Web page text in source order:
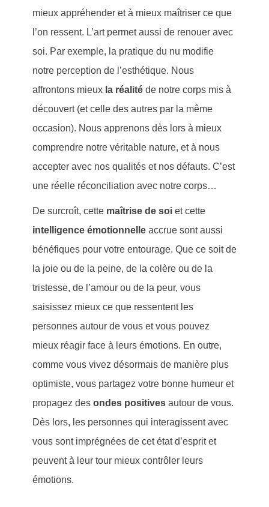
mieux appréhender et à mieux maîtriser ce que
l’on ressent. L’art permet aussi de renouer avec
soi. Par exemple, la pratique du nu modifie
notre perception de l’esthétique. Nous
affrontons mieux la réalité de notre corps mis à
découvert (et celle des autres par la même
occasion). Nous apprenons dès lors à mieux
comprendre notre véritable nature, et à nous
accepter avec nos qualités et nos défauts. C’est
une réelle réconciliation avec notre corps…
De surcroît, cette maîtrise de soi et cette
intelligence émotionnelle accrue sont aussi
bénéfiques pour votre entourage. Que ce soit de
la joie ou de la peine, de la colère ou de la
tristesse, de l’amour ou de la peur, vous
saisissez mieux ce que ressentent les
personnes autour de vous et vous pouvez
mieux réagir face à leurs émotions. En outre,
comme vous vivez désormais de manière plus
optimiste, vous partagez votre bonne humeur et
propagez des ondes positives autour de vous.
Dès lors, les personnes qui interagissent avec
vous sont imprégnées de cet état d’esprit et
peuvent à leur tour mieux contrôler leurs
émotions.